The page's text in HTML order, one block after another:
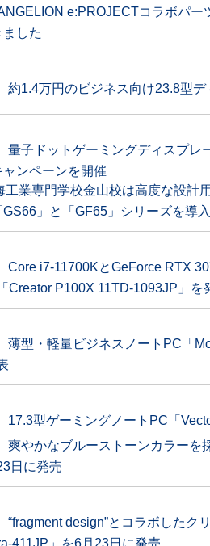
e:PROJECTコラボパ
した
約1.4万円のビジネス向け23.8型デ
量子ドットゲーミングディスプ
ンペーンを開催
工業専門学校金山校は高度な設計
GS66」と「GF65」シリーズを導入
Core i7-11700KとGeForce RTX
Creator P100X 11TD-1093JP」を
薄型・軽量ビジネスノートPC「
17.3型ゲーミングノートPC「
爽やかなブルーストーンカラー
日に発売
“fragment design”とコラボした
411JP」を6月23日に発売